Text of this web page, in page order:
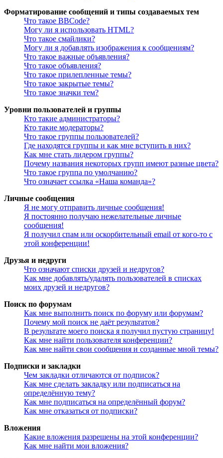
Форматирование сообщений и типы создаваемых тем
Что такое BBCode?
Могу ли я использовать HTML?
Что такое смайлики?
Могу ли я добавлять изображения к сообщениям?
Что такое важные объявления?
Что такое объявления?
Что такое прилепленные темы?
Что такое закрытые темы?
Что такое значки тем?
Уровни пользователей и группы
Кто такие администраторы?
Кто такие модераторы?
Что такое группы пользователей?
Где находятся группы и как мне вступить в них?
Как мне стать лидером группы?
Почему названия некоторых групп имеют разные цвета?
Что такое группа по умолчанию?
Что означает ссылка «Наша команда»?
Личные сообщения
Я не могу отправить личные сообщения!
Я постоянно получаю нежелательные личные
сообщения!
Я получил спам или оскорбительный email от кого-то с
этой конференции!
Друзья и недруги
Что означают списки друзей и недругов?
Как мне добавлять/удалять пользователей в списках
моих друзей и недругов?
Поиск по форумам
Как мне выполнить поиск по форуму или форумам?
Почему мой поиск не даёт результатов?
В результате моего поиска я получил пустую страницу!
Как мне найти пользователя конференции?
Как мне найти свои сообщения и созданные мной темы?
Подписки и закладки
Чем закладки отличаются от подписок?
Как мне сделать закладку или подписаться на
определённую тему?
Как мне подписаться на определённый форум?
Как мне отказаться от подписки?
Вложения
Какие вложения разрешены на этой конференции?
Как мне найти мои вложения?